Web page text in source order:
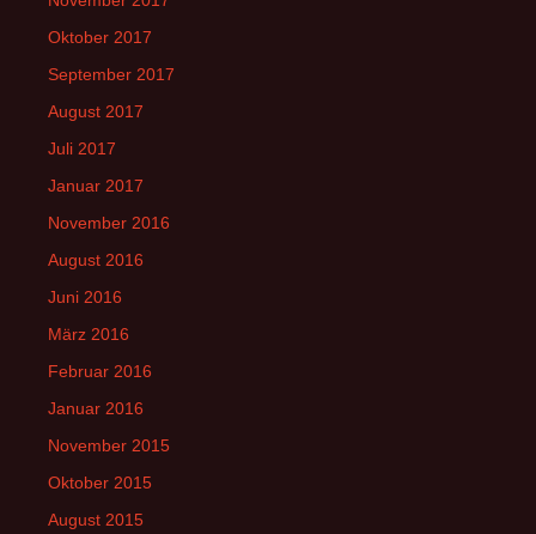
Oktober 2017
September 2017
August 2017
Juli 2017
Januar 2017
November 2016
August 2016
Juni 2016
März 2016
Februar 2016
Januar 2016
November 2015
Oktober 2015
August 2015